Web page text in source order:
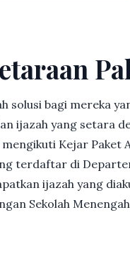
solusi bagi mereka
ijazah yang setara
Kejar
terdaftar di
ijazah yang
Sekolah